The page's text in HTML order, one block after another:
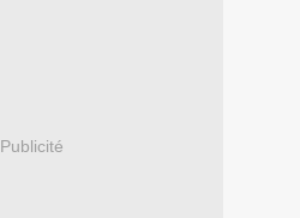
Publicité